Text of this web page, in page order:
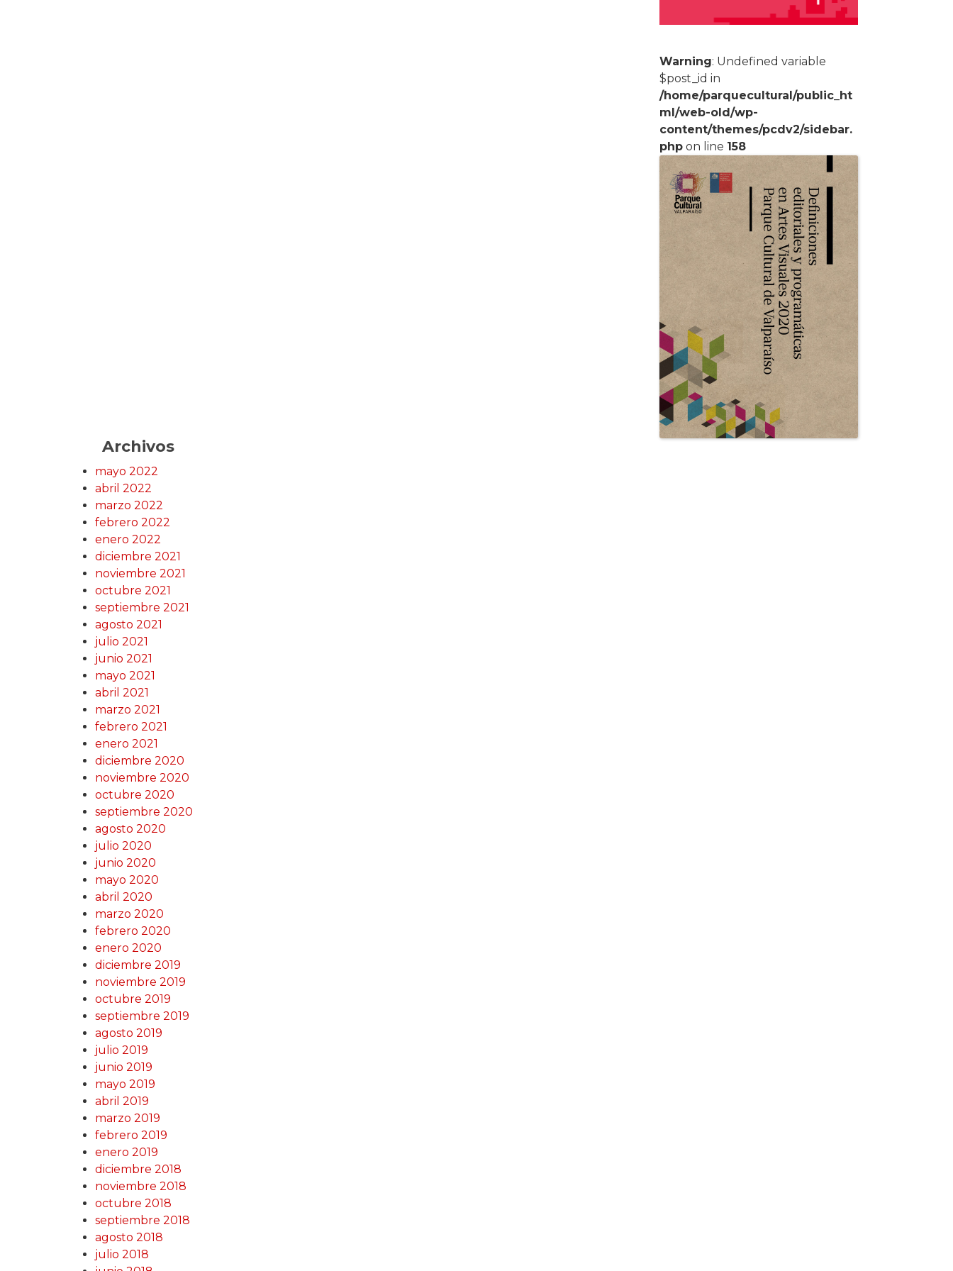
Warning: Undefined variable
$post_id in
/home/parquecultural/public_ht
ml/web-old/wp-
content/themes/pcdv2/sidebar.
php on line 158
Archivos
mayo 2022
abril 2022
marzo 2022
febrero 2022
enero 2022
diciembre 2021
noviembre 2021
octubre 2021
septiembre 2021
agosto 2021
julio 2021
junio 2021
mayo 2021
abril 2021
marzo 2021
febrero 2021
enero 2021
diciembre 2020
noviembre 2020
octubre 2020
septiembre 2020
agosto 2020
julio 2020
junio 2020
mayo 2020
abril 2020
marzo 2020
febrero 2020
enero 2020
diciembre 2019
noviembre 2019
octubre 2019
septiembre 2019
agosto 2019
julio 2019
junio 2019
mayo 2019
abril 2019
marzo 2019
febrero 2019
enero 2019
diciembre 2018
noviembre 2018
octubre 2018
septiembre 2018
agosto 2018
julio 2018